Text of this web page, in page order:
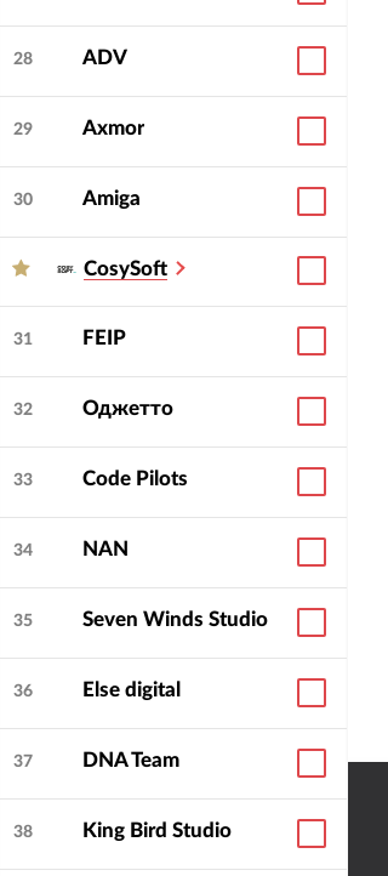
28 ADV
29 Axmor
30 Amiga
CosySoft
31 FEIP
32 Оджетто
33 Code Pilots
34 NAN
35 Seven Winds Studio
36 Else digital
37 DNA Team
38 King Bird Studio
300+
реализованных проектов